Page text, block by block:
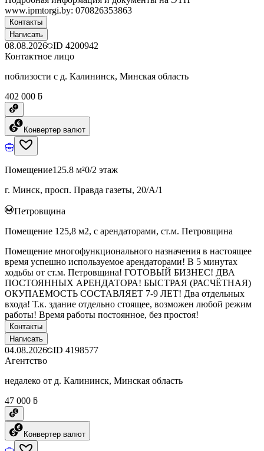
www.ipmtorgi.by: 070826353863
Контакты
Написать
08.08.2026 ID 4200942
Контактное лицо
поблизости с д. Калининск, Минская область
402 000 ƃ
Конвертер валют
Помещение125.8 м²0/2 этаж
г. Минск, просп. Правда газеты, 20/А/1
Петровщина
Помещение 125,8 м2, с арендаторами, ст.м. Петровщина
Помещение многофункционального назначения в настоящее
время успешно используемое арендаторами! В 5 минутах
ходьбы от ст.м. Петровщина! ГОТОВЫЙ БИЗНЕС! ДВА
ПОСТОЯННЫХ АРЕНДАТОРА! БЫСТРАЯ (РАСЧЁТНАЯ)
ОКУПАЕМОСТЬ СОСТАВЛЯЕТ 7-9 ЛЕТ! Два отдельных
входа! Т.к. здание отдельно стоящее, возможен любой режим
работы! Время работы постоянное, без простоя!
Контакты
Написать
04.08.2026 ID 4198577
Агентство
недалеко от д. Калининск, Минская область
47 000 ƃ
Конвертер валют